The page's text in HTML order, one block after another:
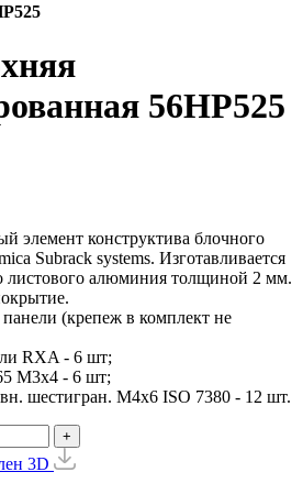
56HP525
элемент конструктива блочного
Subrack systems. Изготавливается
листового алюминия толщиной 2 мм.
(крепеж в комплект не
RXA - 6 шт;
М3х4 - 6 шт;
шестигран. М4x6 ISO 7380 - 12 шт.
+
3D